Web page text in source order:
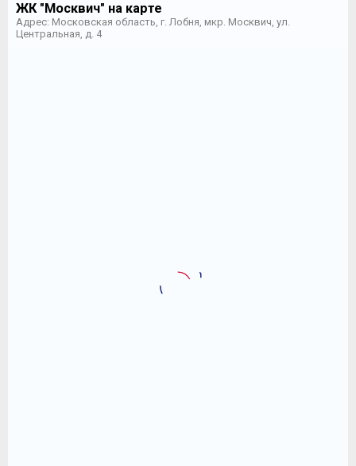
ЖК "Москвич" на карте
Адрес: Московская область, г. Лобня, мкр. Москвич, ул.
Центральная, д. 4